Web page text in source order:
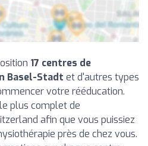
17 centres de
Basel-Stadt et d'autres types
votre rééducation.
plus complet de
afin que vous puissiez
près de chez vous.